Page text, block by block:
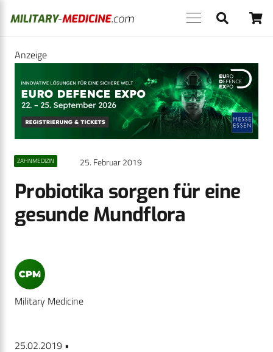
Anzeige
ZAHNMEDIZIN 25. Februar 2019
Probiotika sorgen für eine
gesunde Mundflora
Military Medicine
25.02.2019 •